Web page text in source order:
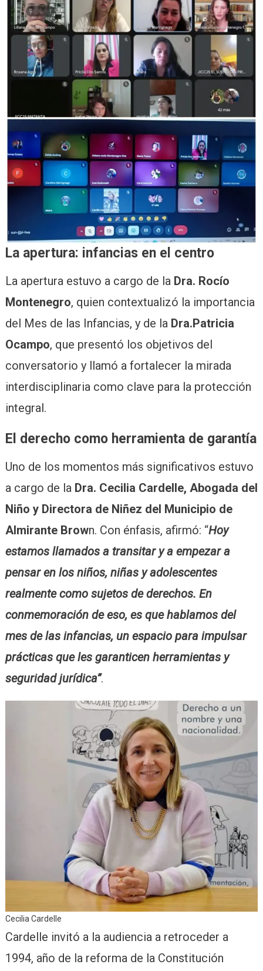
La apertura: infancias en el centro
La apertura estuvo a cargo de la Dra. Rocío
Montenegro, quien contextualizó la importancia
del Mes de las Infancias, y de la Dra.Patricia
Ocampo, que presentó los objetivos del
conversatorio y llamó a fortalecer la mirada
interdisciplinaria como clave para la protección
integral.
El derecho como herramienta de garantía
Uno de los momentos más significativos estuvo
a cargo de la Dra. Cecilia Cardelle, Abogada del
Niño y Directora de Niñez del Municipio de
Almirante Brown. Con énfasis, afirmó: “Hoy
estamos llamados a transitar y a empezar a
pensar en los niños, niñas y adolescentes
realmente como sujetos de derechos. En
conmemoración de eso, es que hablamos del
mes de las infancias, un espacio para impulsar
prácticas que les garanticen herramientas y
seguridad jurídica”.
Cecilia Cardelle
Cardelle invitó a la audiencia a retroceder a
1994, año de la reforma de la Constitución